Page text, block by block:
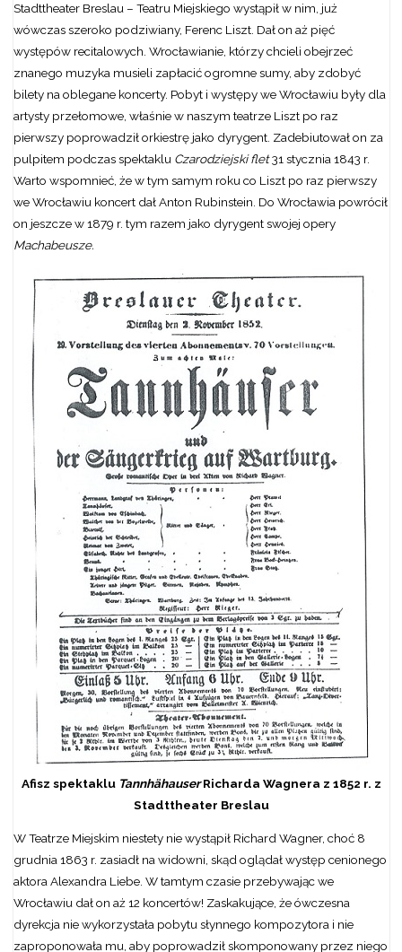
Stadttheater Breslau – Teatru Miejskiego wystąpił w nim, już
wówczas szeroko podziwiany, Ferenc Liszt. Dał on aż pięć
występów recitalowych. Wrocławianie, którzy chcieli obejrzeć
znanego muzyka musieli zapłacić ogromne sumy, aby zdobyć
bilety na oblegane koncerty. Pobyt i występy we Wrocławiu były dla
artysty przełomowe, właśnie w naszym teatrze Liszt po raz
pierwszy poprowadził orkiestrę jako dyrygent. Zadebiutował on za
pulpitem podczas spektaklu Czarodziejski flet31 stycznia 1843 r.
Warto wspomnieć, że w tym samym roku co Liszt po raz pierwszy
we Wrocławiu koncert dał Anton Rubinstein. Do Wrocławia powrócił
on jeszcze w 1879 r. tym razem jako dyrygent swojej opery
Machabeusze.
Afisz spektaklu TannhähauserRicharda Wagnera z 1852 r. z
Stadttheater Breslau
W Teatrze Miejskim niestety nie wystąpił Richard Wagner, choć 8
grudnia 1863 r. zasiadł na widowni, skąd oglądał występ cenionego
aktora Alexandra Liebe. W tamtym czasie przebywając we
Wrocławiu dał on aż 12 koncertów! Zaskakujące, że ówczesna
dyrekcja nie wykorzystała pobytu słynnego kompozytora i nie
zaproponowała mu, aby poprowadził skomponowany przez niego